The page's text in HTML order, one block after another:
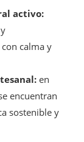
activo:
calma y
en
encuentran
sostenible y